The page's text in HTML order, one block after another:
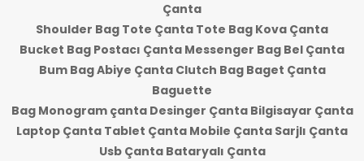
Çanta
Shoulder Bag Tote Çanta Tote Bag Kova Çanta
Bucket Bag Postacı Çanta Messenger Bag Bel Çanta
Bum Bag Abiye Çanta Clutch Bag Baget Çanta
Baguette
Bag Monogram çanta Desinger Çanta Bilgisayar Çanta
Laptop Çanta Tablet Çanta Mobile Çanta Sarjlı Çanta
Usb Çanta Bataryalı Çanta